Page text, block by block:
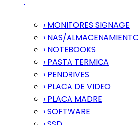
› MONITORES SIGNAGE
› NAS/
› NOTEBOOKS
› PASTA TERMICA
› PENDRIVES
› PLACA DE VIDEO
› PLACA MADRE
› SOFTWARE